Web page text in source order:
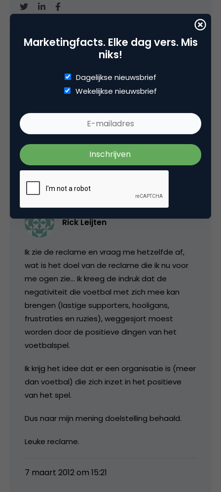
online advertising
1 Reactie
Rick Leijten
Ik zie de reclame en vraag me hetzelfde af,
wat is het doel van de reclame die ik nu voor
me ogen zie… Ik kreeg de indruk dat de
negativiteit die voetbal met zich mee kan
brengen (lastige supporters, hooligans,
frustraties en ruzies), weggesjort moest
worden door de positieve dingen van het
voetbalspel.
Ik krijg het idee dat er een organisatie is (meer
dan voetbal) die zich inzet in het positieve
van het spel.
Dus naar mijn mening doelstelling behaald.
Leuke reclame.
7 maart 2012 om 15:21
Marketingfacts. Elke dag vers. Mis
niks!
Dagelijkse nieuwsbrief
Wekelijkse nieuwsbrief